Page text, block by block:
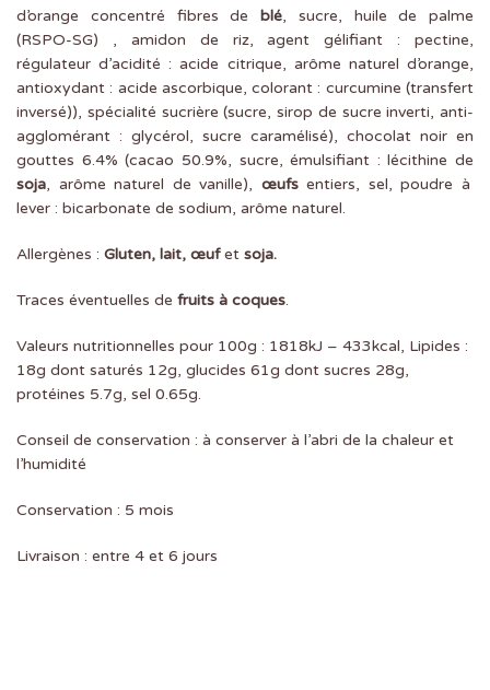
d’orange concentré fibres de blé, sucre, huile de palme
(RSPO-SG) , amidon de riz, agent gélifiant : pectine,
régulateur d’acidité : acide citrique, arôme naturel d’orange,
antioxydant : acide ascorbique, colorant : curcumine (transfert
inversé)), spécialité sucrière (sucre, sirop de sucre inverti, anti-
agglomérant : glycérol, sucre caramélisé), chocolat noir en
gouttes 6.4% (cacao 50.9%, sucre, émulsifiant : lécithine de
soja, arôme naturel de vanille), œufs entiers, sel, poudre à
lever : bicarbonate de sodium, arôme naturel.
Allergènes : Gluten, lait, œufet soja.
Traces éventuelles de fruits à coques.
Valeurs nutritionnelles pour 100g : 1818kJ – 433kcal, Lipides :
18g dont saturés 12g, glucides 61g dont sucres 28g,
protéines 5.7g, sel 0.65g.
Conseil de conservation : à conserver à l’abri de la chaleur et
l’humidité
Conservation : 5 mois
Livraison : entre 4 et 6 jours